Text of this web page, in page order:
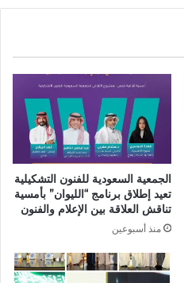
الجمعية السعودية للفنون التشكيلية
تعيد إطلاق برنامج “الليوان” بأمسية
تناقش العلاقة بين الإعلام والفنون
منذ أسبوعين